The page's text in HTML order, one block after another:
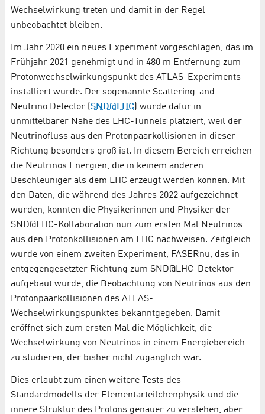
Wechselwirkung treten und damit in der Regel
unbeobachtet bleiben.
Im Jahr 2020 ein neues Experiment vorgeschlagen, das im
Frühjahr 2021 genehmigt und in 480 m Entfernung zum
Protonwechselwirkungspunkt des ATLAS-Experiments
installiert wurde. Der sogenannte Scattering-and-
Neutrino Detector ( SND@LHC ) wurde dafür in
unmittelbarer Nähe des LHC-Tunnels platziert, weil der
Neutrinofluss aus den Protonpaarkollisionen in dieser
Richtung besonders groß ist. In diesem Bereich erreichen
die Neutrinos Energien, die in keinem anderen
Beschleuniger als dem LHC erzeugt werden können. Mit
den Daten, die während des Jahres 2022 aufgezeichnet
wurden, konnten die Physikerinnen und Physiker der
SND@LHC-Kollaboration nun zum ersten Mal Neutrinos
aus den Protonkollisionen am LHC nachweisen. Zeitgleich
wurde von einem zweiten Experiment, FASERnu, das in
entgegengesetzter Richtung zum SND@LHC-Detektor
aufgebaut wurde, die Beobachtung von Neutrinos aus den
Protonpaarkollisionen des ATLAS-
Wechselwirkungspunktes bekanntgegeben. Damit
eröffnet sich zum ersten Mal die Möglichkeit, die
Wechselwirkung von Neutrinos in einem Energiebereich
zu studieren, der bisher nicht zugänglich war.
Dies erlaubt zum einen weitere Tests des
Standardmodells der Elementarteilchenphysik und die
innere Struktur des Protons genauer zu verstehen, aber